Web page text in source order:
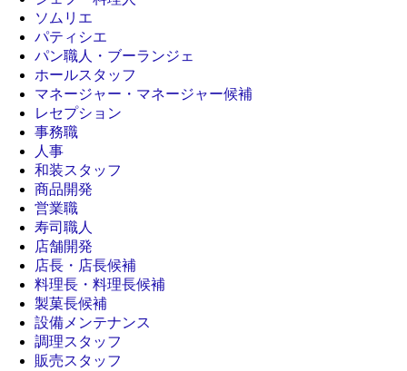
ソムリエ
パティシエ
パン職人・ブーランジェ
ホールスタッフ
マネージャー・マネージャー候補
レセプション
事務職
人事
和装スタッフ
商品開発
営業職
寿司職人
店舗開発
店長・店長候補
料理長・料理長候補
製菓長候補
設備メンテナンス
調理スタッフ
販売スタッフ